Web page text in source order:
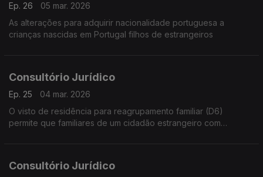
Ep. 26
05 mar. 2026
As alterações para adquirir nacionalidade portuguesa a
crianças nascidas em Portugal filhos de estrangeiros
Consultório Jurídico
Ep. 25
04 mar. 2026
O visto de residência para reagrupamento familiar (D6)
permite que familiares de um cidadão estrangeiro com
Consultório Jurídico